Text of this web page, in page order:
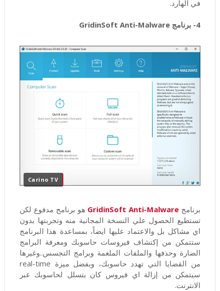
في الهارد.
4- برنامج GridinSoft Anti-Malware
Carino TV
برنامج GridinSoft Anti-Malware هو برنامج مدفوع لكن
تستطيع الحصول علي النسخة المجانية منه وتجربتها بدون
اي مشاكل بل والاعتماد عليها ايضاً، بمساعدة هذا البرنامج
ستتمكن من إكتشاف فيروسات حاسوبك ومعرفة البرامج
الضارة وحذفها والملفات الملغمة وبرامج التجسس..وغيرها
من القضايا التي تهدد حاسوبك، وبفضل ميزة real-time
سيتمكن من إزالة اي فيروس كان يتسلل لحاسوبك عبر
الانترنت.